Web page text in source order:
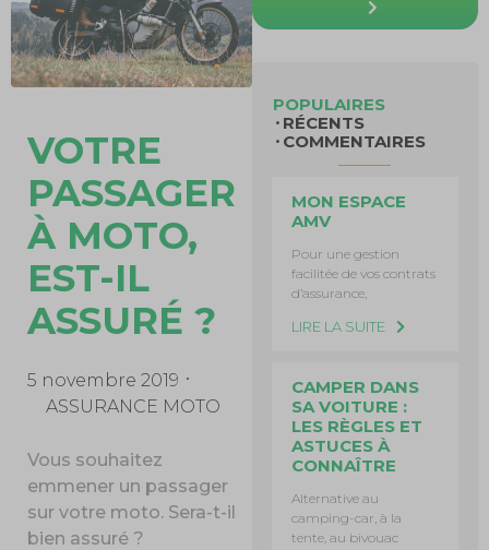
VOTRE
PASSAGER
À MOTO,
EST-IL
ASSURÉ ?
5 novembre 2019
ASSURANCE MOTO
Vous souhaitez
emmener un passager
sur votre moto. Sera-t-il
bien assuré ?
POPULAIRES
RÉCENTS
COMMENTAIRES
MON ESPACE
AMV
Pour une gestion
facilitée de vos contrats
d’assurance,
LIRE LA SUITE
CAMPER DANS
SA VOITURE :
LES RÈGLES ET
ASTUCES À
CONNAÎTRE
Alternative au
camping-car, à la
tente, au bivouac